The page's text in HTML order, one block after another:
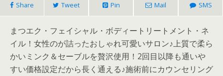
Share Tweet Pin Mail SMS
まつエク・フェイシャル・ボディートリートメント・ネ
イル！女性のが詰ったおしゃれ可愛いサロン♪上質で柔ら
かいミンク＆セーブルを贅沢使用！2回目以降も通いや
すい価格設定だから長く通える♪施術前にカウンセリング